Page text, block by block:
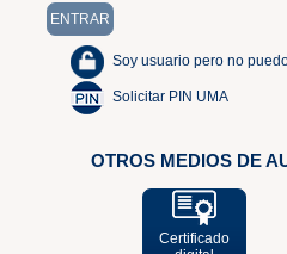
Soy usuario pero no
Solicitar PIN UMA
OTROS MEDIOS DE
Certificado